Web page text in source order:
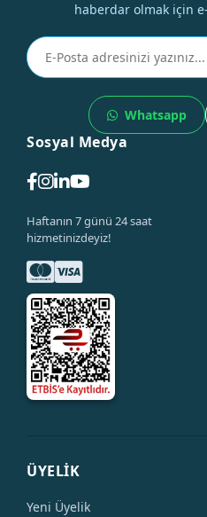
haberdar olmak için
Whatsapp
Sosyal Medya
Haftanın 7 günü 24 saat
hizmetinizdeyiz!
ÜYELİK
Yeni Üyelik